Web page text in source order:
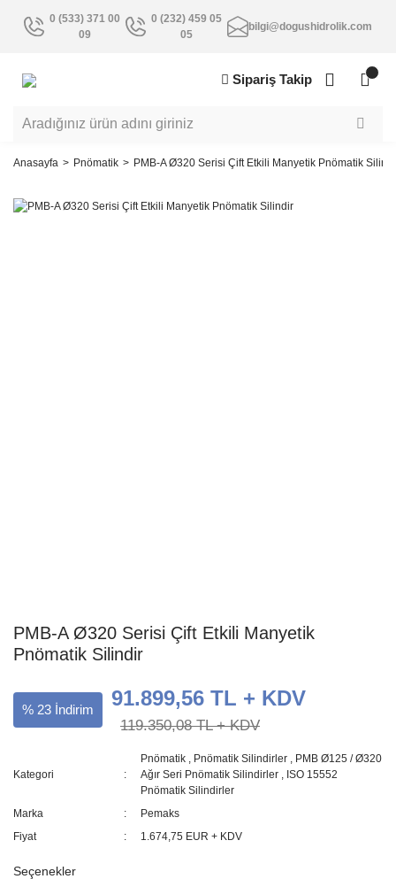
0 (533) 371 00
09
0 (232) 459 05
05
bilgi@dogushidrolik.com
Sipariş Takip
Anasayfa Pnömatik PMB-A Ø320 Serisi Çift Etkili Manyetik Pnömatik
PMB-A Ø320 Serisi Çift Etkili Manyetik
Pnömatik Silindir
% 23 İndirim 91.899,56 TL + KDV
119.350,08 TL + KDV
Kategori
Pnömatik , Pnömatik Silindirler , PMB Ø125 / Ø320
Ağır Seri Pnömatik Silindirler , ISO 15552
Pnömatik Silindirler
Marka
Pemaks
Fiyat
1.674,75 EUR + KDV
Seçenekler